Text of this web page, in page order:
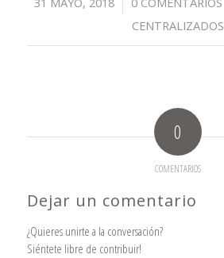
CENTRALIZADOS
0
COMENTARIOS
Dejar un comentario
¿Quieres unirte a la conversación?
Siéntete libre de contribuir!